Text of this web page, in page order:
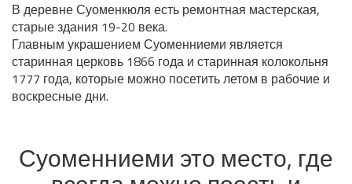
В деревне Суоменкюля есть ремонтная мастерская,
старые здания 19-20 века.
Главным украшением Суоменниеми является
старинная церковь 1866 года и старинная колокольня
1777 года, которые можно посетить летом в рабочие и
воскресные дни.
Суоменниеми это место, где